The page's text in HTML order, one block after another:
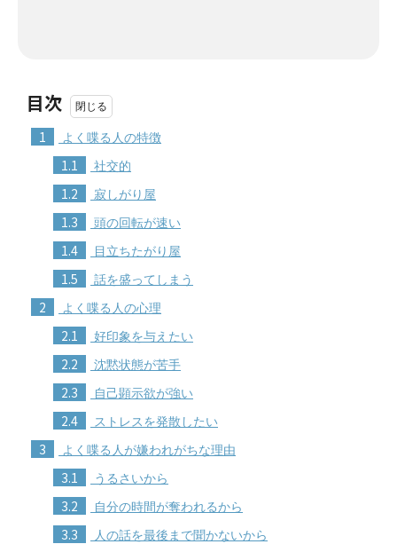
目次
1 よく喋る人の特徴
1.1 社交的
1.2 寂しがり屋
1.3 頭の回転が速い
1.4 目立ちたがり屋
1.5 話を盛ってしまう
2 よく喋る人の心理
2.1 好印象を与えたい
2.2 沈黙状態が苦手
2.3 自己顕示欲が強い
2.4 ストレスを発散したい
3 よく喋る人が嫌われがちな理由
3.1 うるさいから
3.2 自分の時間が奪われるから
3.3 人の話を最後まで聞かないから